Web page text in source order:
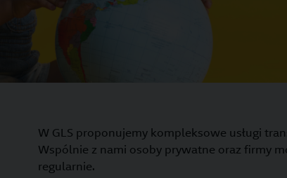
W GLS proponujemy kompleksowe usługi
Wspólnie z nami osoby prywatne oraz firmy
regularnie.